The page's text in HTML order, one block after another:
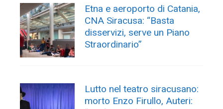
Etna e aeroporto di Catania,
CNA Siracusa: “Basta
disservizi, serve un Piano
Straordinario”
Lutto nel teatro siracusano:
morto Enzo Firullo, Auteri: